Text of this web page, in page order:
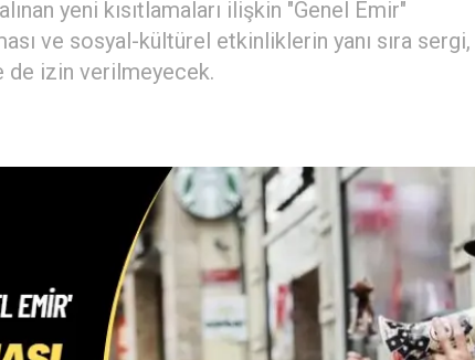
yeni kısıtlamaları ilişkin "Genel Emir"
ve sosyal-kültürel etkinliklerin yanı sıra sergi,
de izin verilmeyecek.